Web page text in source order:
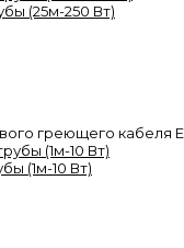
(25м-250 Вт)
греющего кабеля
(1м-10 Вт)